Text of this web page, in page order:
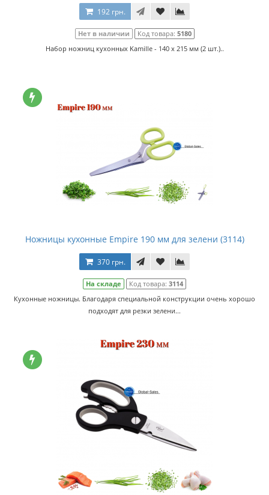
192 грн.
Нет в наличии Код товара: 5180
Набор ножниц кухонных Kamille - 140 x 215 мм (2 шт.)..
Ножницы кухонные Empire 190 мм для зелени (3114)
370 грн.
На складе Код товара: 3114
Кухонные ножницы. Благодаря специальной конструкции очень хорошо
подходят для резки зелени...